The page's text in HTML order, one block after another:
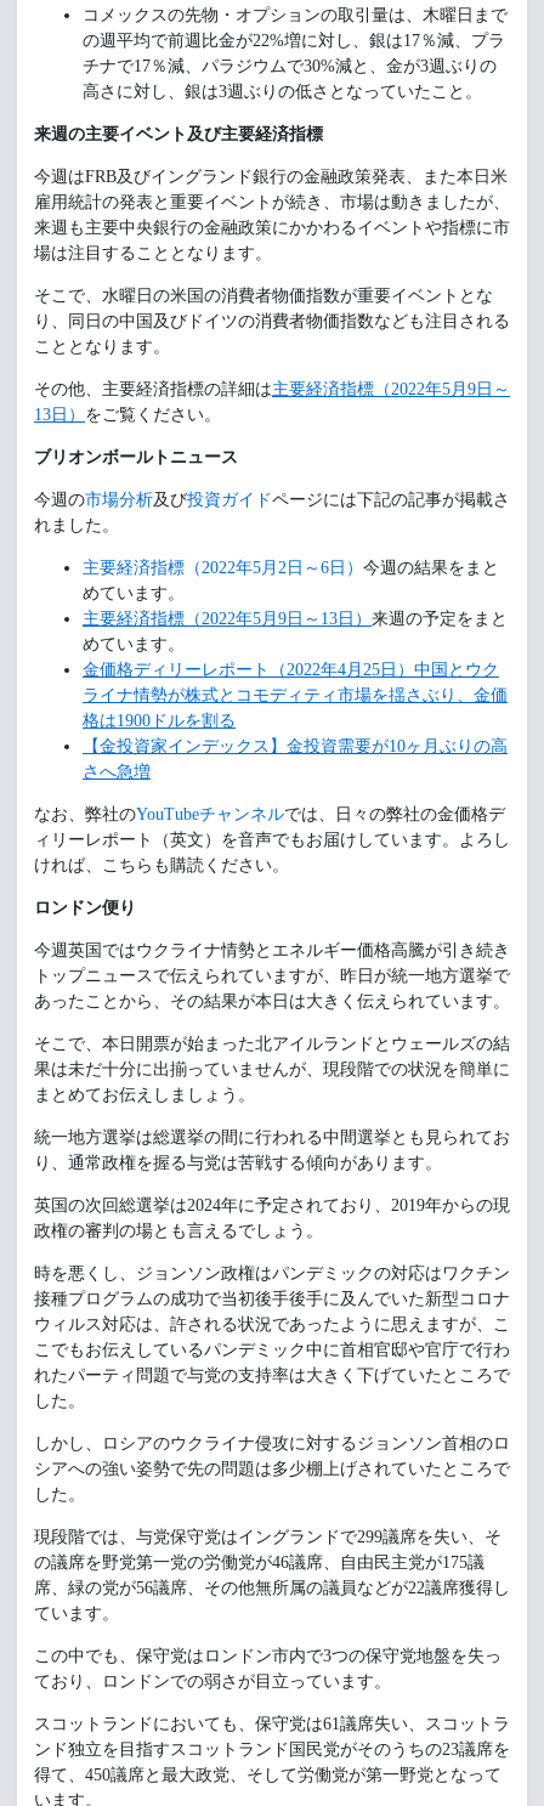
コメックスの先物・オプションの取引量は、木曜日まで
の週平均で前週比金が22%増に対し、銀は17％減、プラ
チナで17％減、パラジウムで30%減と、金が3週ぶりの
高さに対し、銀は3週ぶりの低さとなっていたこと。
来週の主要イベント及び主要経済指標
今週はFRB及びイングランド銀行の金融政策発表、また本日米
雇用統計の発表と重要イベントが続き、市場は動きましたが、
来週も主要中央銀行の金融政策にかかわるイベントや指標に市
場は注目することとなります。
そこで、水曜日の米国の消費者物価指数が重要イベントとな
り、同日の中国及びドイツの消費者物価指数なども注目される
こととなります。
その他、主要経済指標の詳細は主要経済指標（2022年5月9日～
13日） をご覧ください。
ブリオンボールトニュース
今週の市場分析及び投資ガイドページには下記の記事が掲載さ
れました。
主要経済指標（2022年5月2日～6日） 今週の結果をまと
めています。
主要経済指標（2022年5月9日～13日） 来週の予定をまと
めています。
金価格ディリーレポート（2022年4月25日）中国とウク
ライナ情勢が株式とコモディティ市場を揺さぶり、金価
格は1900ドルを割る
【金投資家インデックス】金投資需要が10ヶ月ぶりの高
さへ急増
なお、弊社のYouTubeチャンネルでは、日々の弊社の金価格デ
ィリーレポート（英文）を音声でもお届けしています。よろし
ければ、こちらも購読ください。
ロンドン便り
今週英国ではウクライナ情勢とエネルギー価格高騰が引き続き
トップニュースで伝えられていますが、昨日が統一地方選挙で
あったことから、その結果が本日は大きく伝えられています。
そこで、本日開票が始まった北アイルランドとウェールズの結
果は未だ十分に出揃っていませんが、現段階での状況を簡単に
まとめてお伝えしましょう。
統一地方選挙は総選挙の間に行われる中間選挙とも見られてお
り、通常政権を握る与党は苦戦する傾向があります。
英国の次回総選挙は2024年に予定されており、2019年からの現
政権の審判の場とも言えるでしょう。
時を悪くし、ジョンソン政権はパンデミックの対応はワクチン
接種プログラムの成功で当初後手後手に及んでいた新型コロナ
ウィルス対応は、許される状況であったように思えますが、こ
こでもお伝えしているパンデミック中に首相官邸や官庁で行わ
れたパーティ問題で与党の支持率は大きく下げていたところで
した。
しかし、ロシアのウクライナ侵攻に対するジョンソン首相のロ
シアへの強い姿勢で先の問題は多少棚上げされていたところで
した。
現段階では、与党保守党はイングランドで299議席を失い、そ
の議席を野党第一党の労働党が46議席、自由民主党が175議
席、緑の党が56議席、その他無所属の議員などが22議席獲得し
ています。
この中でも、保守党はロンドン市内で3つの保守党地盤を失っ
ており、ロンドンでの弱さが目立っています。
スコットランドにおいても、保守党は61議席失い、スコットラ
ンド独立を目指すスコットランド国民党がそのうちの23議席を
得て、450議席と最大政党、そして労働党が第一野党となって
います。